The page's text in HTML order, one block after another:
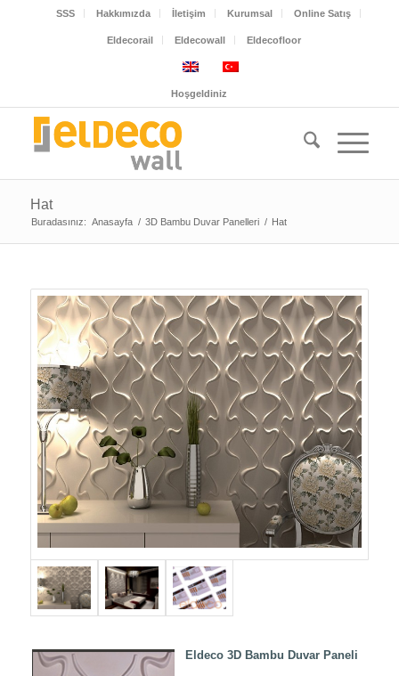
SSS Hakkımızda İletişim Kurumsal Online Satış
Eldecorail Eldecowall Eldecofloor
Hoşgeldiniz
Hat
Buradasınız: Anasayfa / 3D Bambu Duvar Panelleri / Hat
Eldeco 3D Bambu Duvar Paneli